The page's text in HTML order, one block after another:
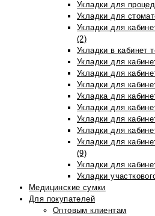
Укладки для
Укладки для
Укладки для
(2)
Укладки в кабинет
Укладки для
Укладки для
Укладки для
Укладка для
Укладки для
Укладки для
Укладки для
Укладки для
(9)
Укладки для
Укладки
Медицинские сумки
Для покупателей
Оптовым клиентам